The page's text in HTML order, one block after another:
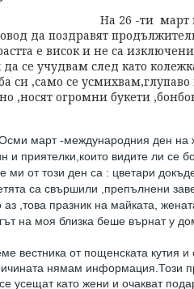
На 26 -ти март
да поздравят
е висок и не са
се учудвам след като
си ,само се
,носят огромни букети
март -международния ден на
и приятелки,които видите ли се
от този ден са : цветари
са свършили ,препълнени
,това празник на майката,
на моя близка беше върнат у
вестника от пощенската кутия
нямам информация.Този
усещат като жени и очакват